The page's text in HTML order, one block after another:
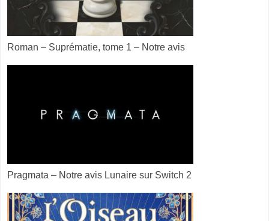
Roman – Suprématie, tome 1 – Notre avis
Pragmata – Notre avis Lunaire sur Switch 2